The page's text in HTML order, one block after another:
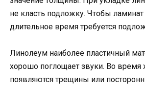
не класть подложку. Чтобы
длительное время требуется
Линолеум наиболее пластичный
хорошо поглощает звуки. Во время
появляются трещины или